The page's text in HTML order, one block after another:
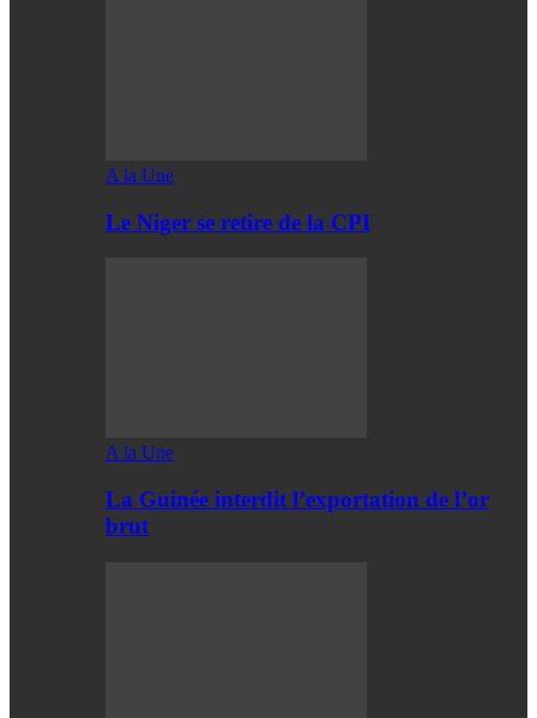
A la Une
Le Niger se retire de la CPI
A la Une
La Guinée interdit l’exportation de l’or
brut